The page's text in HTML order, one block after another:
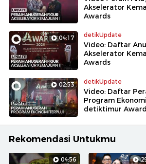
Akselerator
Awards
04:17 detikUpdate
Video: Daftar
Akselerator
Awards
02:53 detikUpdate
Video: Daftar
Program
detiktimur
Rekomendasi Untukmu
04:56